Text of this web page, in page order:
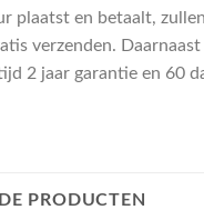
plaatst en betaalt,
verzenden.
2 jaar garantie en 60
PRODUCTEN